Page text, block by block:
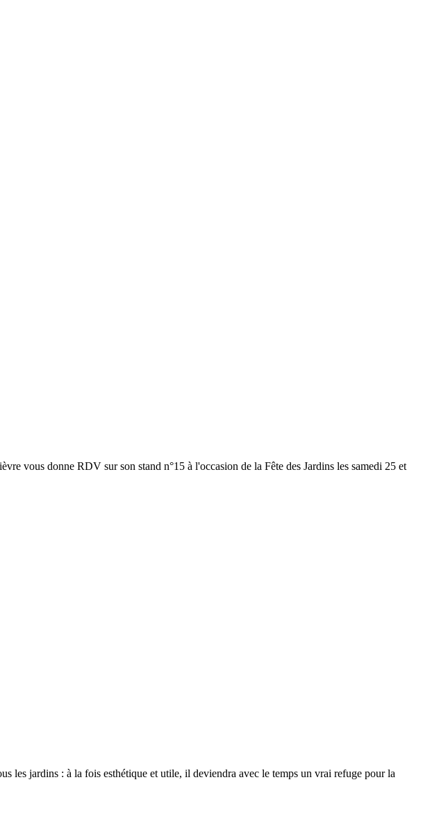
vous donne RDV sur son stand n°15 à l'occasion de la Fête des Jardins les samedi 25 et
les jardins : à la fois esthétique et utile, il deviendra avec le temps un vrai refuge pour la